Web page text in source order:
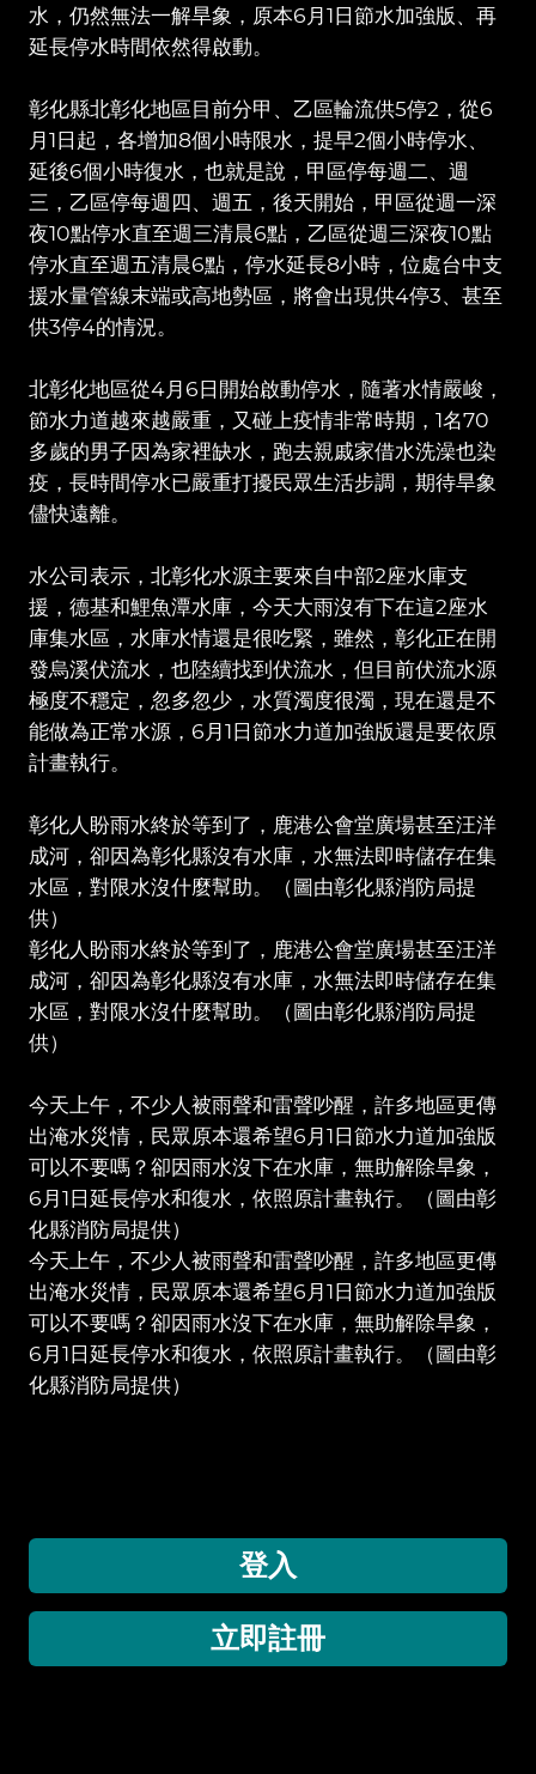
水，仍然無法一解旱象，原本6月1日節水加強版、再
延長停水時間依然得啟動。
彰化縣北彰化地區目前分甲、乙區輪流供5停2，從6
月1日起，各增加8個小時限水，提早2個小時停水、
延後6個小時復水，也就是說，甲區停每週二、週
三，乙區停每週四、週五，後天開始，甲區從週一深
夜10點停水直至週三清晨6點，乙區從週三深夜10點
停水直至週五清晨6點，停水延長8小時，位處台中支
援水量管線末端或高地勢區，將會出現供4停3、甚至
供3停4的情況。
北彰化地區從4月6日開始啟動停水，隨著水情嚴峻，
節水力道越來越嚴重，又碰上疫情非常時期，1名70
多歲的男子因為家裡缺水，跑去親戚家借水洗澡也染
疫，長時間停水已嚴重打擾民眾生活步調，期待旱象
儘快遠離。
水公司表示，北彰化水源主要來自中部2座水庫支
援，德基和鯉魚潭水庫，今天大雨沒有下在這2座水
庫集水區，水庫水情還是很吃緊，雖然，彰化正在開
發烏溪伏流水，也陸續找到伏流水，但目前伏流水源
極度不穩定，忽多忽少，水質濁度很濁，現在還是不
能做為正常水源，6月1日節水力道加強版還是要依原
計畫執行。
彰化人盼雨水終於等到了，鹿港公會堂廣場甚至汪洋
成河，卻因為彰化縣沒有水庫，水無法即時儲存在集
水區，對限水沒什麼幫助。（圖由彰化縣消防局提
供）
彰化人盼雨水終於等到了，鹿港公會堂廣場甚至汪洋
成河，卻因為彰化縣沒有水庫，水無法即時儲存在集
水區，對限水沒什麼幫助。（圖由彰化縣消防局提
供）
今天上午，不少人被雨聲和雷聲吵醒，許多地區更傳
出淹水災情，民眾原本還希望6月1日節水力道加強版
可以不要嗎？卻因雨水沒下在水庫，無助解除旱象，
6月1日延長停水和復水，依照原計畫執行。（圖由彰
化縣消防局提供）
今天上午，不少人被雨聲和雷聲吵醒，許多地區更傳
出淹水災情，民眾原本還希望6月1日節水力道加強版
可以不要嗎？卻因雨水沒下在水庫，無助解除旱象，
6月1日延長停水和復水，依照原計畫執行。（圖由彰
化縣消防局提供）
登入
立即註冊